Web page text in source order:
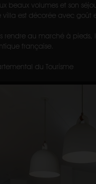
beaux volumes et son
est décorée avec goût
rendre au marché à
française.
du Tourisme